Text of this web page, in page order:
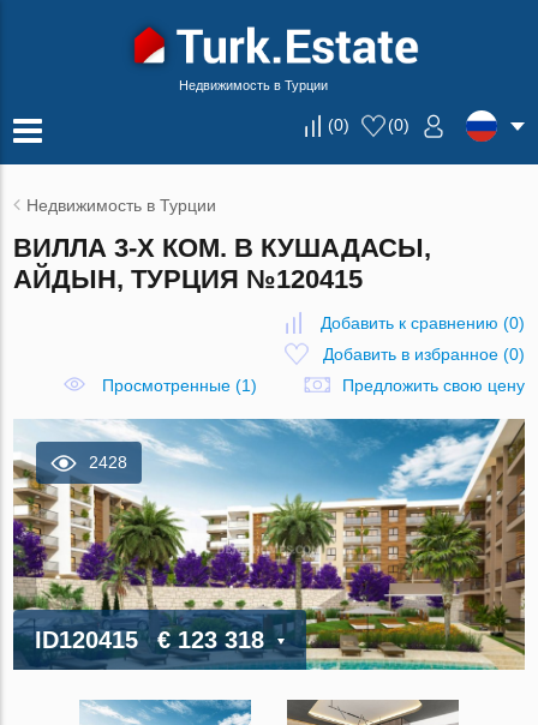
Недвижимость в Турции
(0) (0)
Недвижимость в Турции
ВИЛЛА 3-Х КОМ. В КУШАДАСЫ,
АЙДЫН, ТУРЦИЯ №120415
Добавить к сравнению (0)
Добавить в избранное(0)
Просмотренные (1)
Предложить свою цену
2428
ID120415 € 123 318